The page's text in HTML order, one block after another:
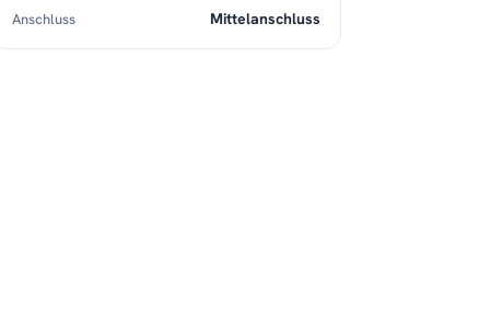
Anschluss Mittelanschluss